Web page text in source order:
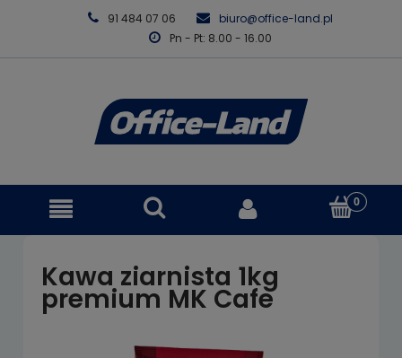
91 484 07 06
biuro@office-land.pl
Pn - Pt: 8.00 - 16.00
Kawa ziarnista 1kg
premium MK Cafe